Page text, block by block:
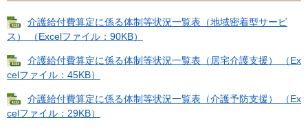
介護給付費算定に係る体制等状況一覧表（地域密着型サービ
ス） （Excelファイル：90KB）
介護給付費算定に係る体制等状況一覧表（居宅介護支援） （Ex
celファイル：45KB）
介護給付費算定に係る体制等状況一覧表（介護予防支援） （Ex
celファイル：29KB）